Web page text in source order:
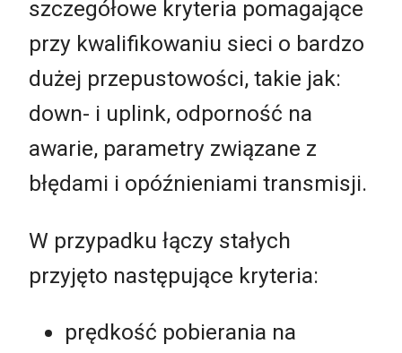
szczegółowe kryteria pomagające
przy kwalifikowaniu sieci o bardzo
dużej przepustowości, takie jak:
down- i uplink, odporność na
awarie, parametry związane z
błędami i opóźnieniami transmisji.
W przypadku łączy stałych
przyjęto następujące kryteria:
prędkość pobierania na